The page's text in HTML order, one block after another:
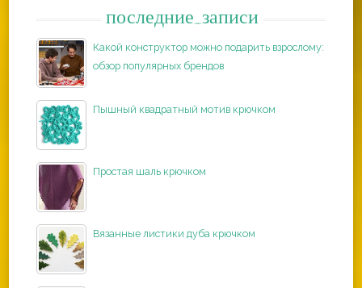
последние_записи
Какой конструктор можно подарить взрослому:
обзор популярных брендов
Пышный квадратный мотив крючком
Простая шаль крючком
Вязанные листики дуба крючком